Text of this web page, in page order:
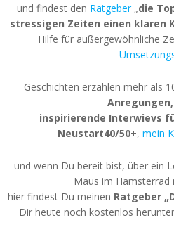
und findest den Ratgeber„die
stressigen Zeiten einen klaren
Hilfe für außergewöhnliche
Geschichten erzählen mehr als
inspirierende Interwievs
Neustart40/50+, mein
und wenn Du bereit bist, über ein
Maus im Hamsterrad
hier findest Du meinen Ratgeber
Dir heute noch kostenlos